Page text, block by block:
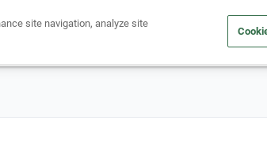
Compra un auto Vende tu auto
site navigation, analyze site